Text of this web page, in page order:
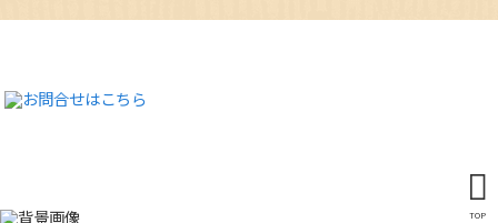
TOP